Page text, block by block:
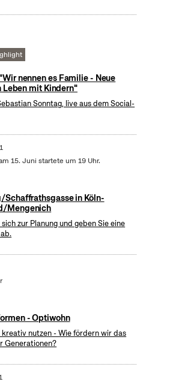
nennen es Familie - Neue
Leben mit Kindern"
Sonntag, live aus dem Social-
15. Juni startete um 19 Uhr.
Schaffrathsgasse in Köln-
Mengenich
zur Planung und geben Sie eine
- Optiwohn
nutzen - Wie fördern wir das
Generationen?